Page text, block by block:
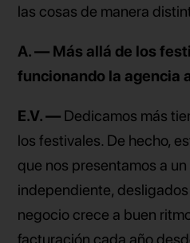
las cosas de manera
A. — Más allá de los
funcionando la agencia
E.V. — Dedicamos más
los festivales. De hecho,
que nos presentamos a
independiente,
negocio crece a buen